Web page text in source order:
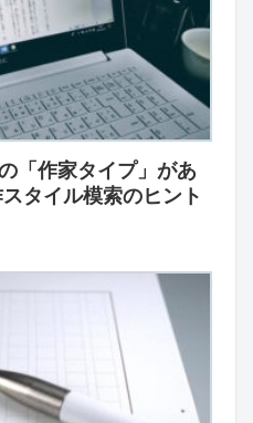
「作家タイプ」があ
タイル模索のヒント